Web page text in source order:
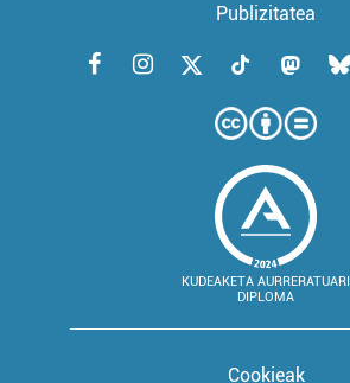
Publizitatea
KUDEAKETA AURRERATUARI
DIPLOMA
Cookieak